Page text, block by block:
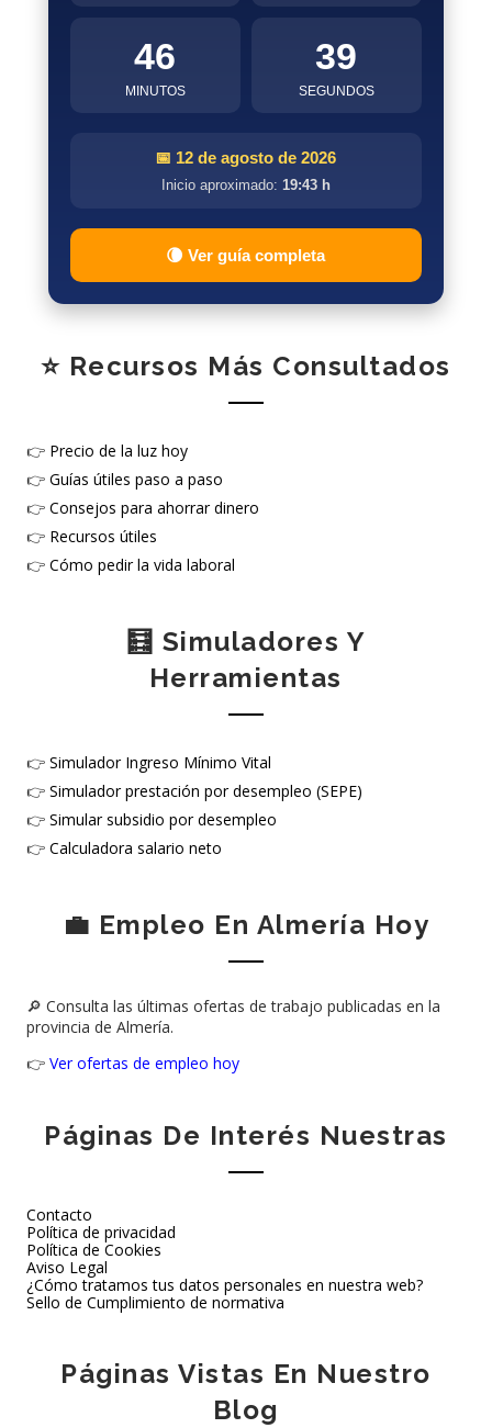
46
MINUTOS
38
SEGUNDOS
📅 12 de agosto de 2026
Inicio aproximado: 19:43 h
🌘 Ver guía completa
⭐ Recursos Más Consultados
👉 Precio de la luz hoy
👉 Guías útiles paso a paso
👉 Consejos para ahorrar dinero
👉 Recursos útiles
👉 Cómo pedir la vida laboral
🧮 Simuladores Y
Herramientas
👉 Simulador Ingreso Mínimo Vital
👉 Simulador prestación por desempleo (SEPE)
👉 Simular subsidio por desempleo
👉 Calculadora salario neto
💼 Empleo En Almería Hoy
🔎 Consulta las últimas ofertas de trabajo publicadas en la
provincia de Almería.
👉 Ver ofertas de empleo hoy
Páginas De Interés Nuestras
Contacto
Política de privacidad
Política de Cookies
Aviso Legal
¿Cómo tratamos tus datos personales en nuestra web?
Sello de Cumplimiento de normativa
Páginas Vistas En Nuestro
Blog